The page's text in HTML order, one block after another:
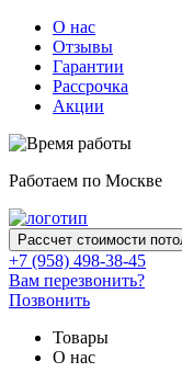
О нас
Отзывы
Гарантии
Рассрочка
Акции
Работаем по Москве
Рассчет стоимости
+7 (958) 498-38-45
Вам перезвонить?
Позвонить
Товары
О нас